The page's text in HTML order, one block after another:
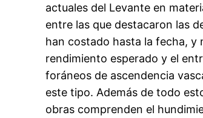
actuales del Levante en
entre las que destacaron las
han costado hasta la fecha, y
rendimiento esperado y el
foráneos de ascendencia
este tipo. Además de todo
obras comprenden el